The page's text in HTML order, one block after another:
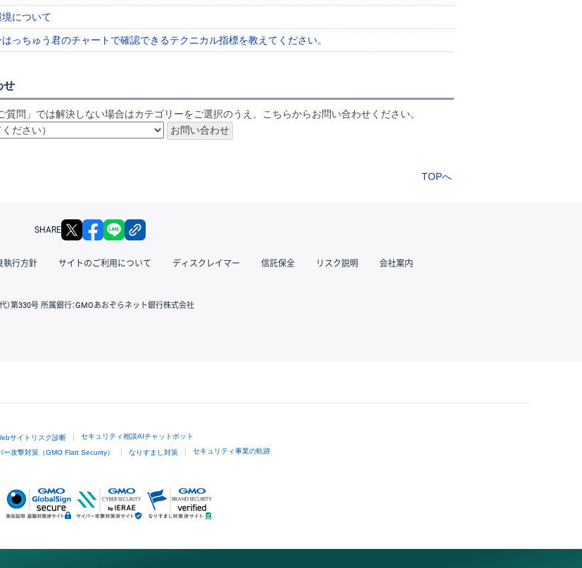
境について
はっちゅう君のチャートで確認できるテクニカル指標を教えてください。
せ
質問」では解決しない場合はカテゴリーをご選択のうえ、こちらからお問い合わせください。
TOPへ
SHARE X facebook
執行方針 サイトのご利用について ディスクレイマー 信託保全 リスク説明 会社案内
）第330号 所属銀行：GMOあおぞらネット銀行株式会社
サイトリスク診断 セキュリティ相談AIチャットボット
ー攻撃対策（GMO Flatt Security） なりすまし対策 セキュリティ事業の軌跡